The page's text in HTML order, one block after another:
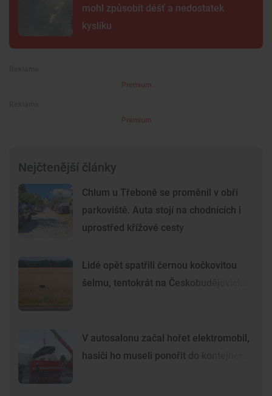
mohl způsobit déšť a nedostatek
kyslíku
Premium
Premium
Nejčtenější články
Chlum u Třeboně se proměnil v obří
parkoviště. Auta stojí na chodnících i
uprostřed křížové cesty
Lidé opět spatřili černou kočkovitou
šelmu, tentokrát na Českobudějovicku
V autosalonu začal hořet elektromobil,
hasiči ho museli ponořit do kontejneru